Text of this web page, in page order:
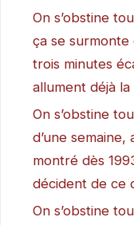
On s’obstine
ça se surmonte
trois minutes
allument déjà
On s’obstine
d’une
montré dès
décident de ce
On s’obstine